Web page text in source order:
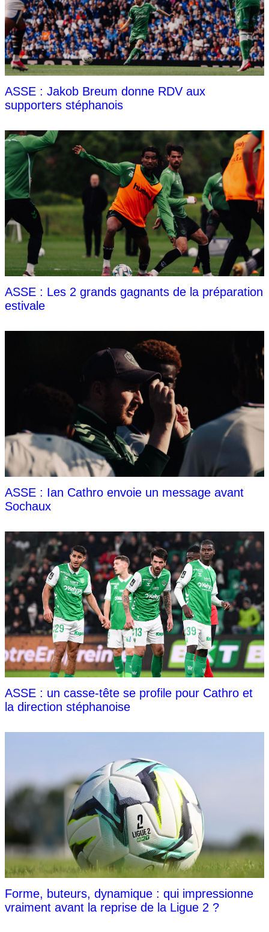
ASSE : Jakob Breum donne RDV aux
supporters stéphanois
ASSE : Les 2 grands gagnants de la préparation
estivale
ASSE : Ian Cathro envoie un message avant
Sochaux
ASSE : un casse-tête se profile pour Cathro et
la direction stéphanoise
Forme, buteurs, dynamique : qui impressionne
vraiment avant la reprise de la Ligue 2 ?